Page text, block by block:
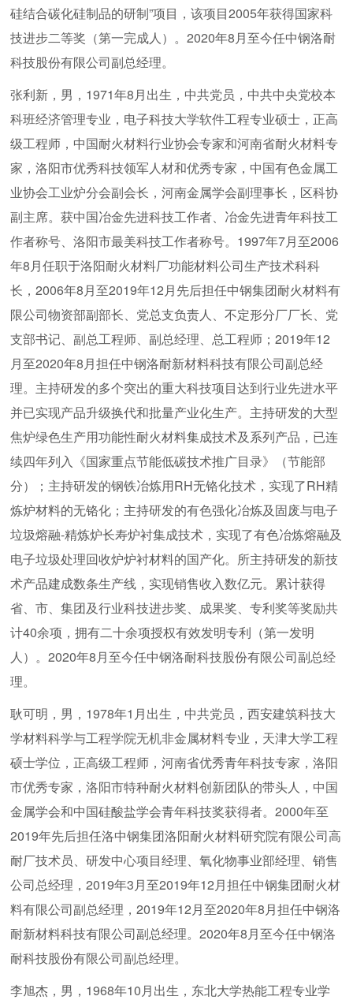
硅结合碳化硅制品的研制”项目，该项目2005年获得国家科
技进步二等奖（第一完成人）。2020年8月至今任中钢洛耐
科技股份有限公司副总经理。
张利新，男，1971年8月出生，中共党员，中共中央党校本
科班经济管理专业，电子科技大学软件工程专业硕士，正高
级工程师，中国耐火材料行业协会专家和河南省耐火材料专
家，洛阳市优秀科技领军人材和优秀专家，中国有色金属工
业协会工业炉分会副会长，河南金属学会副理事长，区科协
副主席。获中国冶金先进科技工作者、冶金先进青年科技工
作者称号、洛阳市最美科技工作者称号。1997年7月至2006
年8月任职于洛阳耐火材料厂功能材料公司生产技术科科
长，2006年8月至2019年12月先后担任中钢集团耐火材料有
限公司物资部副部长、党总支负责人、不定形分厂厂长、党
支部书记、副总工程师、副总经理、总工程师；2019年12
月至2020年8月担任中钢洛耐新材料科技有限公司副总经
理。主持研发的多个突出的重大科技项目达到行业先进水平
并已实现产品升级换代和批量产业化生产。主持研发的大型
焦炉绿色生产用功能性耐火材料集成技术及系列产品，已连
续四年列入《国家重点节能低碳技术推广目录》（节能部
分）；主持研发的钢铁冶炼用RH无铬化技术，实现了RH精
炼炉材料的无铬化；主持研发的有色强化冶炼及固废与电子
垃圾熔融-精炼炉长寿炉衬集成技术，实现了有色冶炼熔融及
电子垃圾处理回收炉炉衬材料的国产化。所主持研发的新技
术产品建成数条生产线，实现销售收入数亿元。累计获得
省、市、集团及行业科技进步奖、成果奖、专利奖等奖励共
计40余项，拥有二十余项授权有效发明专利（第一发明
人）。2020年8月至今任中钢洛耐科技股份有限公司副总经
理。
耿可明，男，1978年1月出生，中共党员，西安建筑科技大
学材料科学与工程学院无机非金属材料专业，天津大学工程
硕士学位，正高级工程师，河南省优秀青年科技专家，洛阳
市优秀专家，洛阳市特种耐火材料创新团队的带头人，中国
金属学会和中国硅酸盐学会青年科技奖获得者。2000年至
2019年先后担任洛中钢集团洛阳耐火材料研究院有限公司高
耐厂技术员、研发中心项目经理、氧化物事业部经理、销售
公司总经理，2019年3月至2019年12月担任中钢集团耐火材
料有限公司副总经理，2019年12月至2020年8月担任中钢洛
耐新材料科技有限公司副总经理。2020年8月至今任中钢洛
耐科技股份有限公司副总经理。
李旭杰，男，1968年10月出生，东北大学热能工程专业学